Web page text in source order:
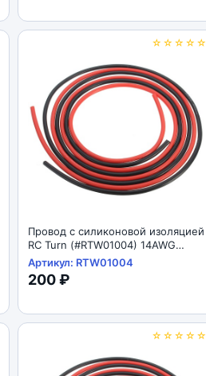
☆☆☆☆☆
Провод с силиконовой изоляцией
RC Turn (#RTW01004) 14AWG
(400/0.08) OD:3.5 1m
Артикул: RTW01004
200 ₽
☆☆☆☆☆